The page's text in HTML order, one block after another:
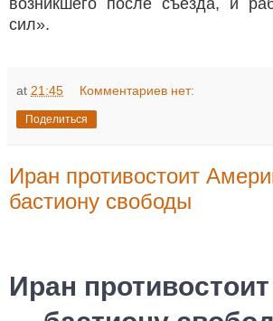
возникшего после съезда, и
сил».
at 21:45 Комментариев нет:
Поделиться
Иран противостоит
бастиону свободы
Иран